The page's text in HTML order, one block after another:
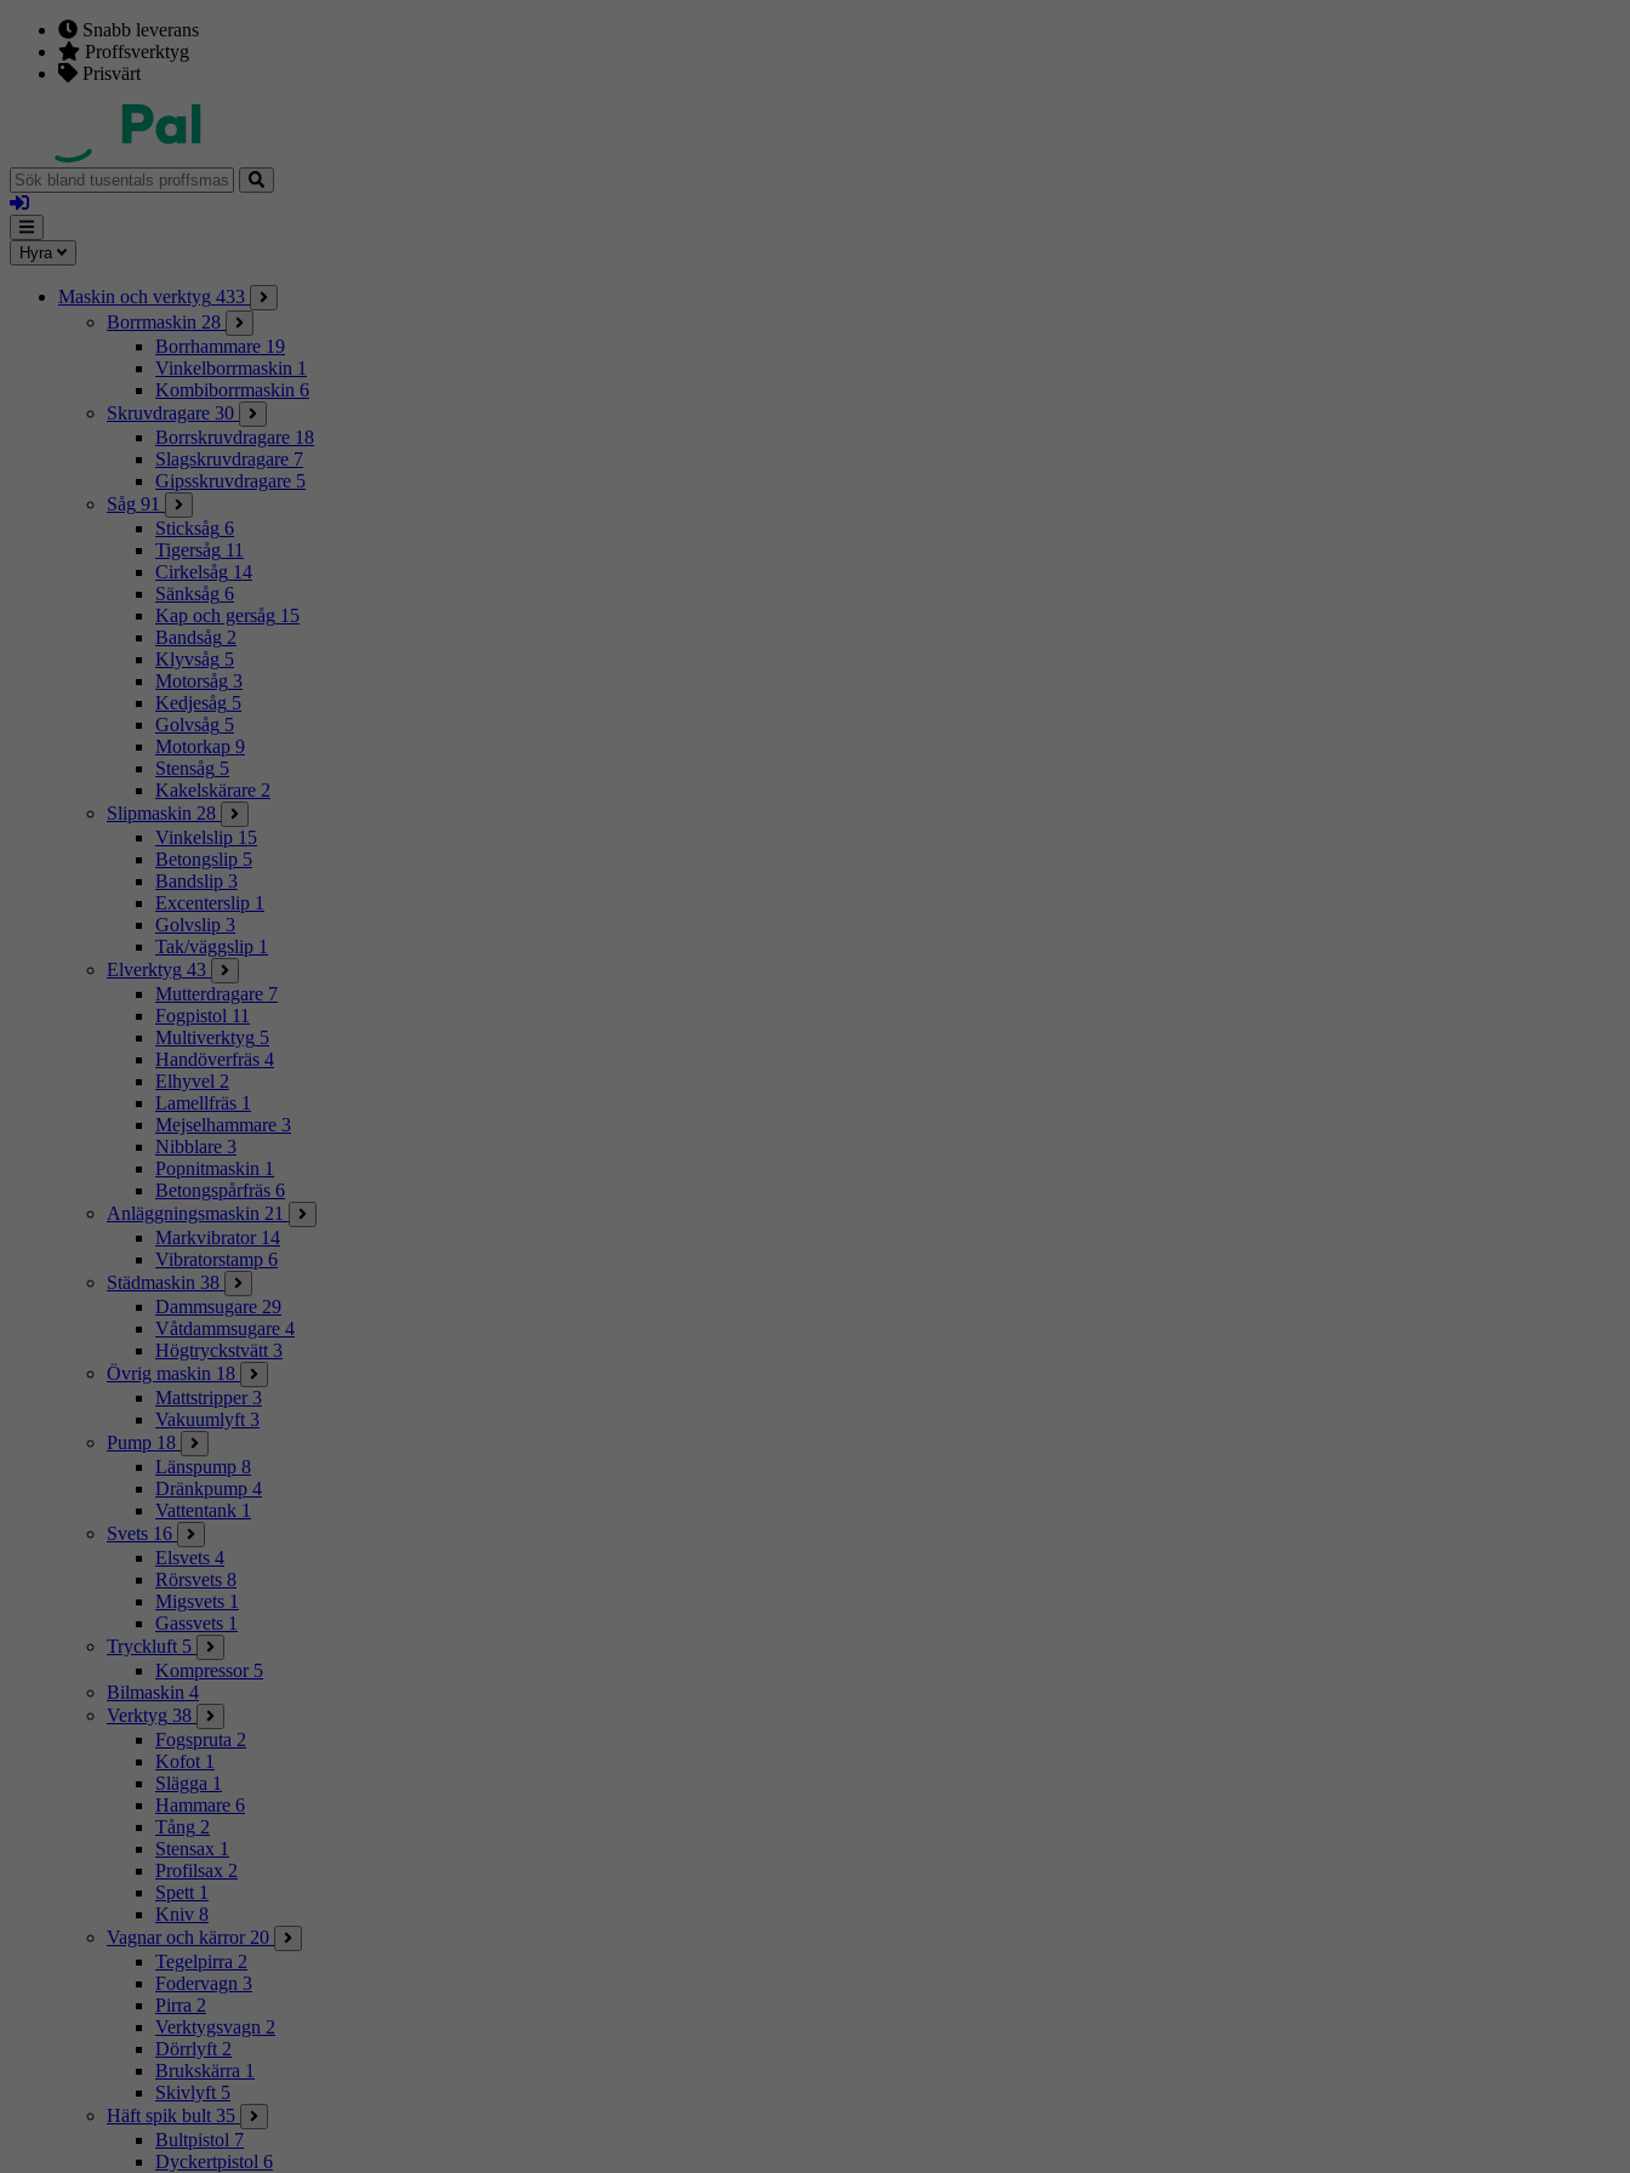
Snabb leverans
Proffsverktyg
Prisvärt
Sök
bland
tusentals
proffsmaskiner
Logga
in
Mina
sidor
Meny
Hyra
Maskin och verktyg 433
Borrmaskin 28
Borrhammare 19
Vinkelborrmaskin 1
Kombiborrmaskin 6
Skruvdragare 30
Borrskruvdragare 18
Slagskruvdragare 7
Gipsskruvdragare 5
Såg 91
Sticksåg 6
Tigersåg 11
Cirkelsåg 14
Sänksåg 6
Kap och gersåg 15
Bandsåg 2
Klyvsåg 5
Motorsåg 3
Kedjesåg 5
Golvsåg 5
Motorkap 9
Stensåg 5
Kakelskärare 2
Slipmaskin 28
Vinkelslip 15
Betongslip 5
Bandslip 3
Excenterslip 1
Golvslip 3
Tak/väggslip 1
Elverktyg 43
Mutterdragare 7
Fogpistol 11
Multiverktyg 5
Handöverfräs 4
Elhyvel 2
Lamellfräs 1
Mejselhammare 3
Nibblare 3
Popnitmaskin 1
Betongspårfräs 6
Anläggningsmaskin 21
Markvibrator 14
Vibratorstamp 6
Städmaskin 38
Dammsugare 29
Våtdammsugare 4
Högtryckstvätt 3
Övrig maskin 18
Mattstripper 3
Vakuumlyft 3
Pump 18
Länspump 8
Dränkpump 4
Vattentank 1
Svets 16
Elsvets 4
Rörsvets 8
Migsvets 1
Gassvets 1
Tryckluft 5
Kompressor 5
Bilmaskin 4
Verktyg 38
Fogspruta 2
Kofot 1
Slägga 1
Hammare 6
Tång 2
Stensax 1
Profilsax 2
Spett 1
Kniv 8
Vagnar och kärror 20
Tegelpirra 2
Fodervagn 3
Pirra 2
Verktygsvagn 2
Dörrlyft 2
Brukskärra 1
Skivlyft 5
Häft spik bult 35
Bultpistol 7
Dyckertpistol 6